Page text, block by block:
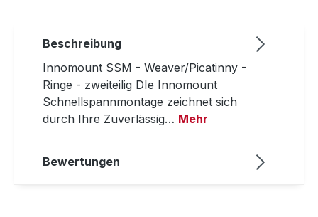
Beschreibung
Innomount SSM - Weaver/Picatinny -
Ringe - zweiteilig DIe Innomount
Schnellspannmontage zeichnet sich
durch Ihre Zuverlässig… Mehr
Bewertungen